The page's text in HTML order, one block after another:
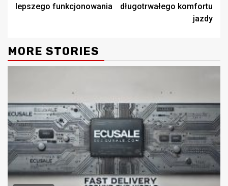
lepszego funkcjonowania
długotrwałego komfortu
jazdy
MORE STORIES